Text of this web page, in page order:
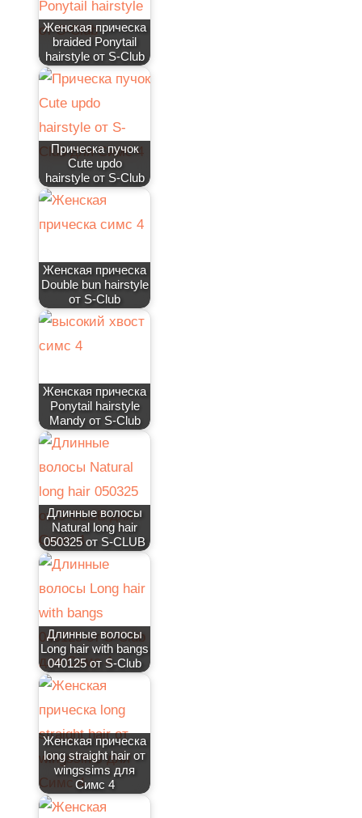
Женская прическа
braided Ponytail
hairstyle от S-Club
Прическа пучок
Cute updo
hairstyle от S-Club
Женская прическа
Double bun hairstyle
от S-Club
Женская прическа
Ponytail hairstyle
Mandy от S-Club
Длинные волосы
Natural long hair
050325 от S-CLUB
Длинные волосы
Long hair with bangs
040125 от S-Club
Женская прическа
long straight hair от
wingssims для
Симс 4